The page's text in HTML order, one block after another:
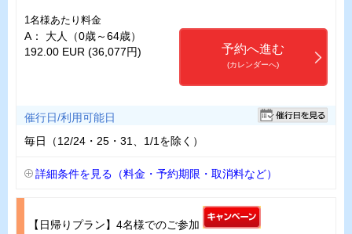
1名様あたり料金
A： 大人（0歳～64歳）
192.00 EUR (36,077円)
予約へ進む
(カレンダーへ)
催行日/利用可能日
毎日（12/24・25・31、1/1を除く）
詳細条件を見る（料金・予約期限・取消料など）
【日帰りプラン】4名様でのご参加